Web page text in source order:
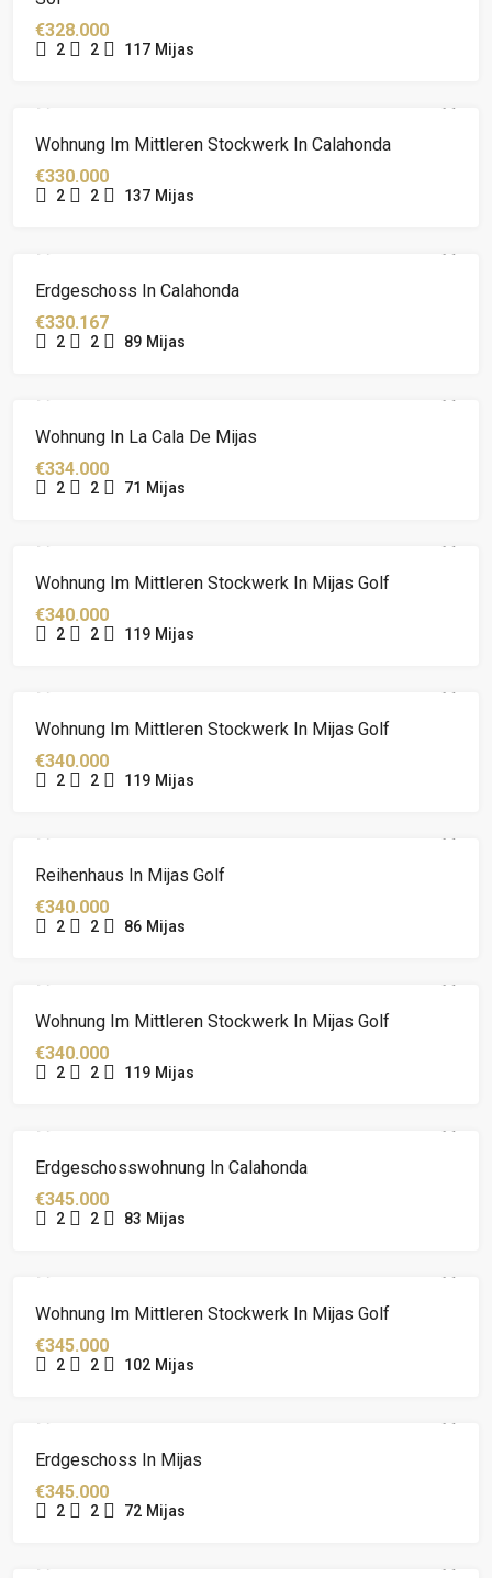
€328.000
2 2 117 Mijas
Wohnung Im Mittleren Stockwerk In Calahonda
€330.000
2 2 137 Mijas
Erdgeschoss In Calahonda
€330.167
2 2 89 Mijas
Wohnung In La Cala De Mijas
€334.000
2 2 71 Mijas
Wohnung Im Mittleren Stockwerk In Mijas Golf
€340.000
2 2 119 Mijas
Wohnung Im Mittleren Stockwerk In Mijas Golf
€340.000
2 2 119 Mijas
Reihenhaus In Mijas Golf
€340.000
2 2 86 Mijas
Wohnung Im Mittleren Stockwerk In Mijas Golf
€340.000
2 2 119 Mijas
Erdgeschosswohnung In Calahonda
€345.000
2 2 83 Mijas
Wohnung Im Mittleren Stockwerk In Mijas Golf
€345.000
2 2 102 Mijas
Erdgeschoss In Mijas
€345.000
2 2 72 Mijas